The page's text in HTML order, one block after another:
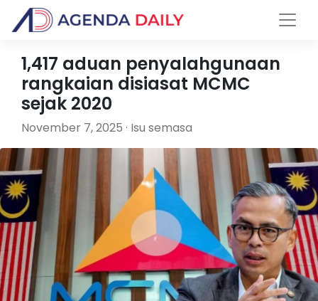
1,417 aduan penyalahgunaan
rangkaian disiasat MCMC
sejak 2020
November 7, 2025 · Isu semasa